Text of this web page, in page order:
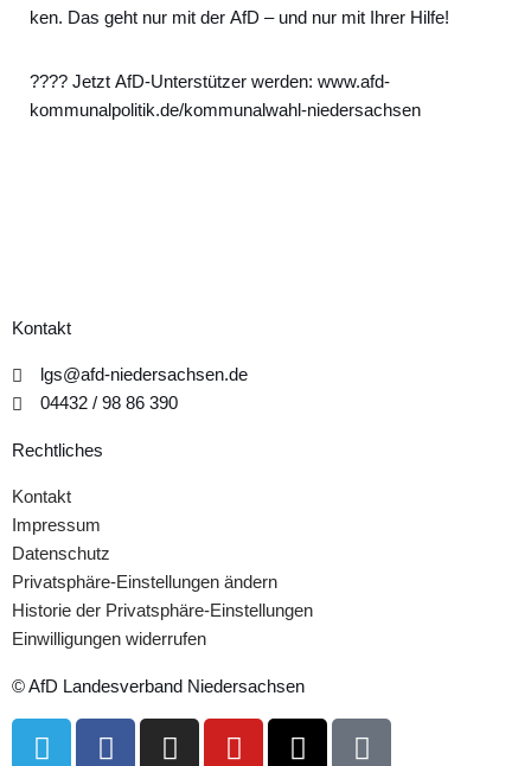
ken. Das geht nur mit der AfD – und nur mit Ihrer Hil­fe!
???? Jetzt AfD-Unter­stüt­zer wer­den: www.afd-
kommunalpolitik.de/kommunalwahl-niedersachsen
Kontakt
lgs@afd-niedersachsen.de
04432 / 98 86 390
Rechtliches
Kontakt
Impressum
Datenschutz
Privatsphäre-Einstellungen ändern
Historie der Privatsphäre-Einstellungen
Einwilligungen widerrufen
© AfD Landesverband Niedersachsen